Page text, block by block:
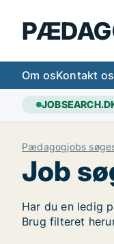
Om osKontakt os
Pædagogjobs
Job
Har du en ledig
Brug filteret